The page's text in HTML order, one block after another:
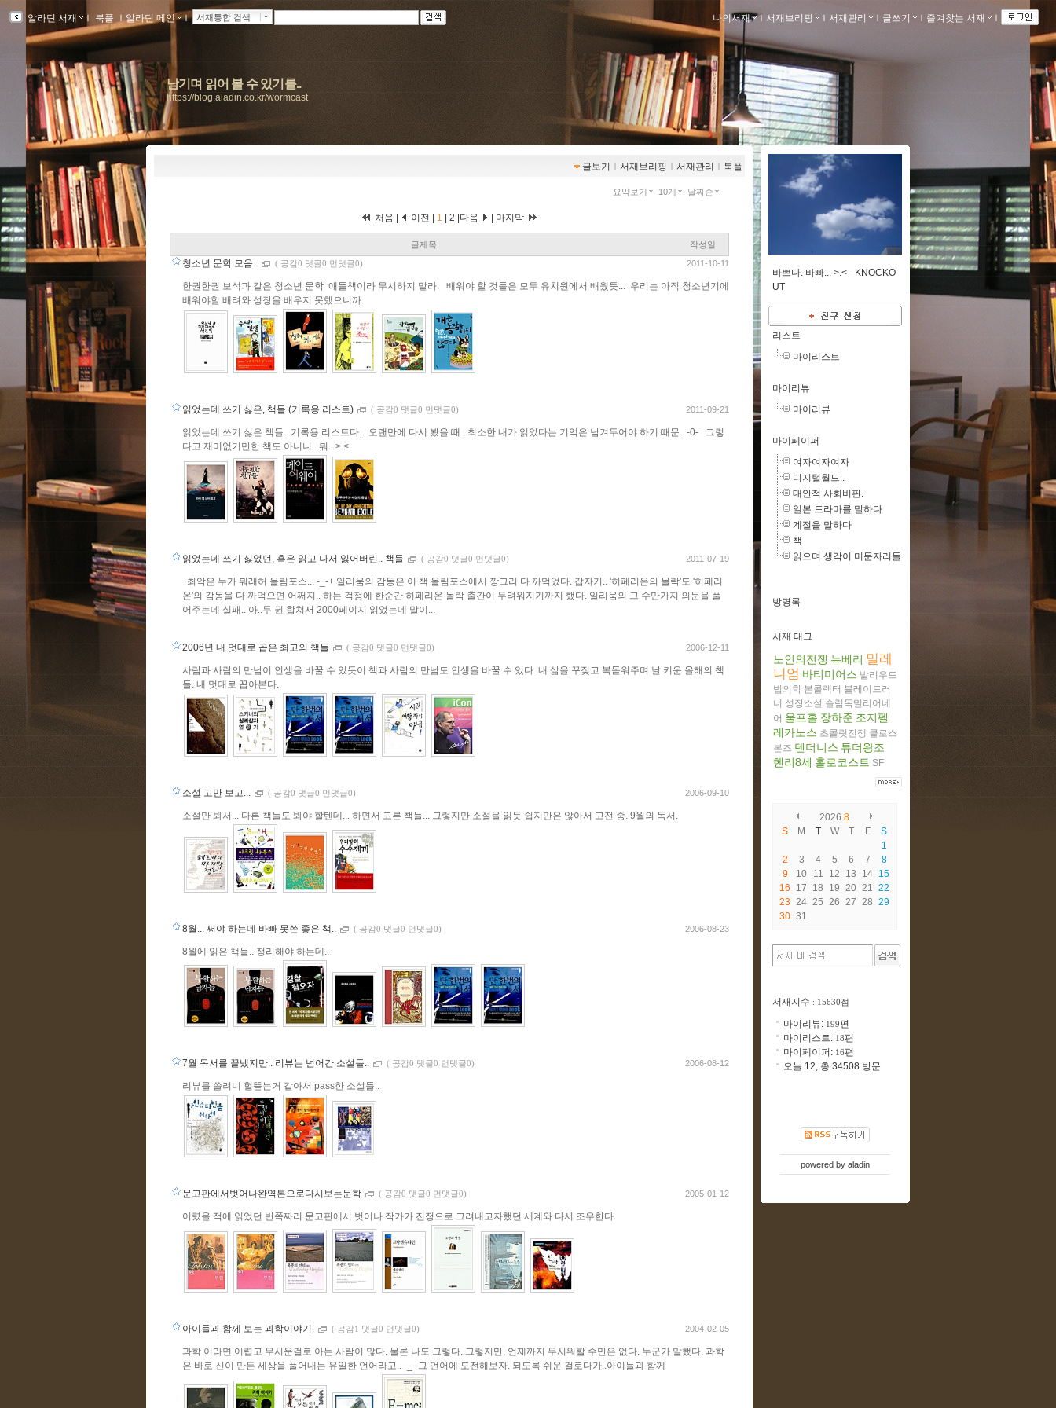
알라딘 서재 ｌ 북플 ｌ알라딘 메인 ｌ 서재통합 검색 나의서재 ｌ 서재브리핑 ｌ 서재관리 ｌ 글쓰기 ｌ 즐겨찾는 서재 ｌ
남기며 읽어 볼 수 있기를..
https://blog.aladin.co.kr/wormcast
글보기 ｌ 서재브리핑 ｌ 서재관리 ｌ 북플
요약보기 10개 날짜순
처음 | 이전 | 1 2 다음 마지막
글제목 작성일
청소년 문학 모음.. ( 공감0 댓글0 먼댓글0) 2011-10-11
한권한권 보석과 같은 청소년 문학 애들책이라 무시하지 말라. 배워야 할 것들은 모두 유치원에서 배웠듯... 우리는 아직 청소년기에
배워야할 배려와 성장을 배우지 못했으니까.
읽었는데 쓰기 싫은, 책들 (기록용 리스트) ( 공감0 댓글0 먼댓글0) 2011-09-21
읽었는데 쓰기 싫은 책들.. 기록용 리스트다. 오랜만에 다시 봤을 때.. 최소한 내가 읽었다는 기억은 남겨두어야 하기 때문.. -0- 그렇
다고 재미없기만한 책도 아니니. .뭐.. >.<
읽었는데 쓰기 싫었던, 혹은 읽고 나서 잃어버린.. 책들 ( 공감0 댓글0 먼댓글0) 2011-07-19
최악은 누가 뭐래허 올림포스... -_-+ 일리움의 감동은 이 책 올림포스에서 깡그리 다 까먹었다. 갑자기.. '히페리온의 몰락'도 '히페리
온'의 감동을 다 까먹으면 어쩌지.. 하는 걱정에 한순간 히페리온 몰락 출간이 두려워지기까지 했다. 일리움의 그 수만가지 의문을 풀
어주는데 실패.. 아..두 권 합쳐서 2000페이지 읽었는데 말이...
2006년 내 멋대로 꼽은 최고의 책들 ( 공감0 댓글0 먼댓글0) 2006-12-11
사람과 사람의 만남이 인생을 바꿀 수 있듯이 책과 사람의 만남도 인생을 바꿀 수 있다. 내 삶을 꾸짖고 복돋워주며 날 키운 올해의 책
들. 내 멋대로 꼽아본다.
소설 고만 보고... ( 공감0 댓글0 먼댓글0) 2006-09-10
소설만 봐서... 다른 책들도 봐야 할텐데... 하면서 고른 책들... 그렇지만 소설을 읽듯 쉽지만은 않아서 고전 중. 9월의 독서.
8월... 써야 하는데 바빠 못쓴 좋은 책.. ( 공감0 댓글0 먼댓글0) 2006-08-23
8월에 읽은 책들.. 정리해야 하는데..
7월 독서를 끝냈지만.. 리뷰는 넘어간 소설들.. ( 공감0 댓글0 먼댓글0) 2006-08-12
리뷰를 쓸려니 헐뜯는거 같아서 pass한 소설들..
문고판에서벗어나완역본으로다시보는문학 ( 공감0 댓글0 먼댓글0) 2005-01-12
어렸을 적에 읽었던 반쪽짜리 문고판에서 벗어나 작가가 진정으로 그려내고자했던 세계와 다시 조우한다.
아이들과 함께 보는 과학이야기. ( 공감1 댓글0 먼댓글0) 2004-02-05
과학 이라면 어렵고 무서운걸로 아는 사람이 많다. 물론 나도 그렇다. 그렇지만, 언제까지 무서워할 수만은 없다. 누군가 말했다. 과학
은 바로 신이 만든 세상을 풀어내는 유일한 언어라고.. -_- 그 언어에 도전해보자. 되도록 쉬운 걸로다가..아이들과 함께
바쁘다. 바빠... >.< - KNOCKO
UT
리스트
마이리스트
마이리뷰
마이리뷰
마이페이퍼
여자여자여자
디지털월드..
대안적 사회비판.
일본 드라마를 말하다
계절을 말하다
책
읽으며 생각이 머문자리들
방명록
서재 태그
노인의전쟁 뉴베리 밀레
니엄 바티미어스 발리우드
법의학 본콜렉터 블레이드러
너 성장소설 슬럼독밀리어네
어 울프홀 장하준 조지펠
레카노스 초콜릿전쟁 클로스
본즈 텐더니스 튜더왕조
헨리8세 홀로코스트 SF
2026 8
S
M T W T F
S
1
2
3 4 5 6 7
8
9
10 11 12 13 14 15
16
17 18 19 20 21
22
23 24 25 26 27 28 29
30 31
서재지수 : 15630점
마이리뷰: 199편
마이리스트: 18편
마이페이퍼: 16편
오늘 12, 총 34508 방문
powered by aladin